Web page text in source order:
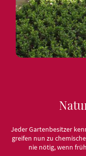
Jeder Gartenbesitzer
greifen nun zu
nie nötig, wenn